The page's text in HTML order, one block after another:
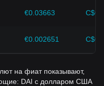
€0.03663
€0.002651
на фиат показывают,
DAI с долларом США